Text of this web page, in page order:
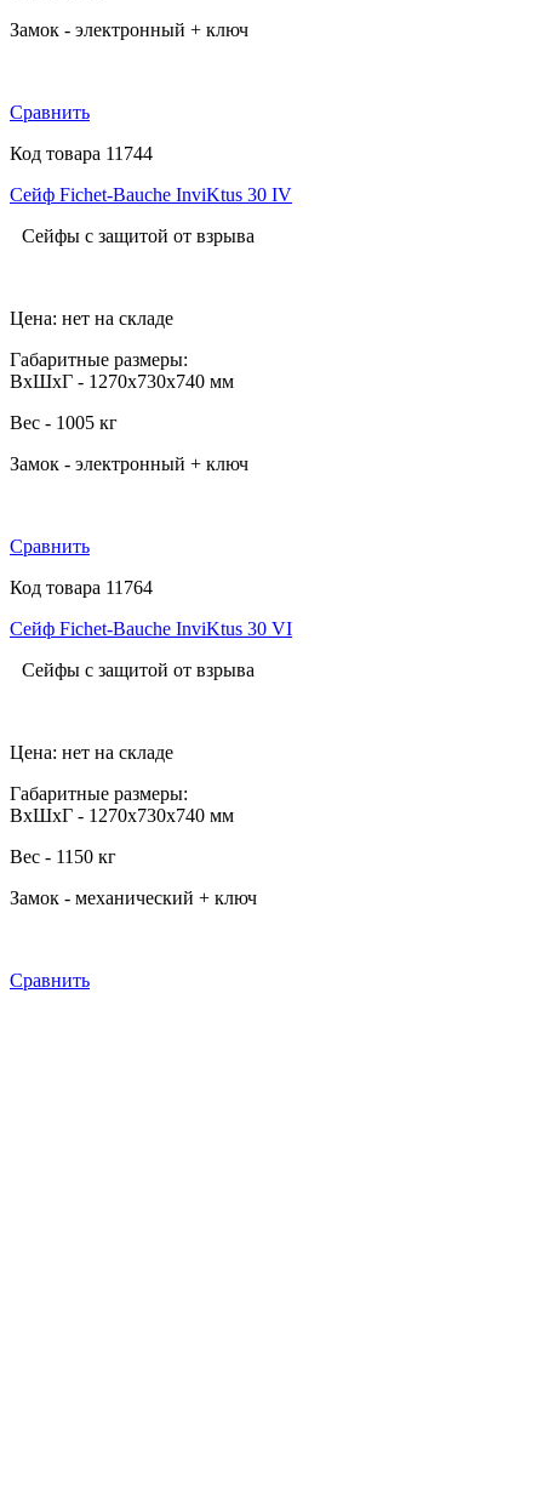
Замок - электронный + ключ
Сравнить
Код товара 11744
Сейф Fichet-Bauche InviKtus 30 IV
Сейфы с защитой от взрыва
Цена: нет на складе
Габаритные размеры:
ВхШхГ - 1270х730х740 мм
Вес - 1005 кг
Замок - электронный + ключ
Сравнить
Код товара 11764
Сейф Fichet-Bauche InviKtus 30 VI
Сейфы с защитой от взрыва
Цена: нет на складе
Габаритные размеры:
ВхШхГ - 1270х730х740 мм
Вес - 1150 кг
Замок - механический + ключ
Сравнить